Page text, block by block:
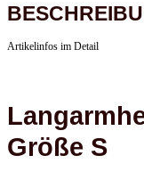
Artikelinfos im Detail
Größe S